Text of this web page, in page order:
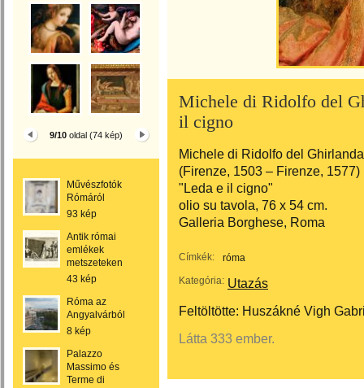
9/10 oldal (74 kép)
Művészfotók
Rómáról
93 kép
Antik római
emlékek
metszeteken
43 kép
Róma az
Angyalvárból
8 kép
Palazzo
Massimo és
Terme di
Michele di Ridolfo del
il cigno
Michele di Ridolfo del
(Firenze, 1503 – Firenze, 1577)
"Leda e il cigno"
olio su tavola, 76 x 54 cm.
Galleria Borghese, Roma
Címkék:
róma
Kategória: Utazás
Feltöltötte: Huszákné Vigh
Látta 333 ember.